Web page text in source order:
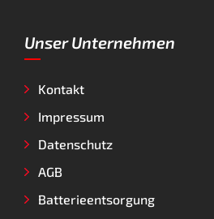
Unser Unternehmen
Kontakt
Impressum
Datenschutz
AGB
Batterieentsorgung